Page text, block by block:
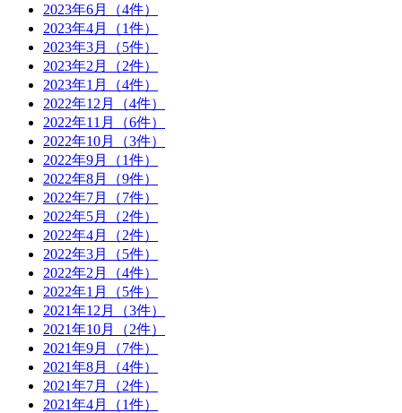
2023年6月（4件）
2023年4月（1件）
2023年3月（5件）
2023年2月（2件）
2023年1月（4件）
2022年12月（4件）
2022年11月（6件）
2022年10月（3件）
2022年9月（1件）
2022年8月（9件）
2022年7月（7件）
2022年5月（2件）
2022年4月（2件）
2022年3月（5件）
2022年2月（4件）
2022年1月（5件）
2021年12月（3件）
2021年10月（2件）
2021年9月（7件）
2021年8月（4件）
2021年7月（2件）
2021年4月（1件）